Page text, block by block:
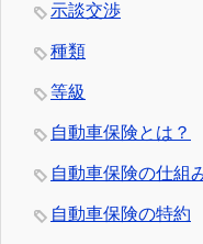
示談交渉
種類
等級
自動車保険とは？
自動車保険の仕組
自動車保険の特約